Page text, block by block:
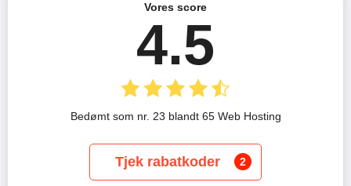
Vores score
4.5
Bedømt som nr. 23 blandt 65 Web Hosting
Tjek rabatkoder 2